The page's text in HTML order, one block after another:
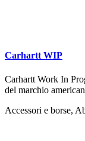
Carhartt WIP
Carhartt Work In
del marchio
Accessori e borse,